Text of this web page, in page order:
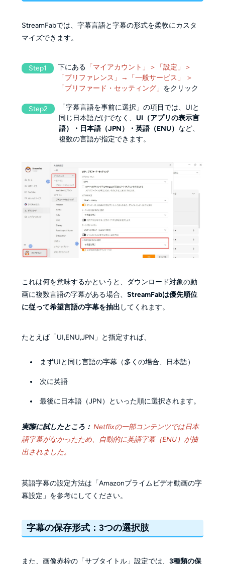
StreamFabでは、字幕言語と字幕の形式を柔軟にカスタ
マイズできます。
Step1 下にある 「マイアカウント」＞「設定」＞
「プリファレンス」→「一般サービス」 ＞
「プリファード・セッティング」 をクリック
Step2
「字幕言語を事前に選択」の項目では、UIと
同じ日本語だけでなく、 UI（アプリの表示言
語）・日本語（JPN）・英語（ENU） など、
複数の言語が指定できます。
これは何を意味するかというと、ダウンロード対象の動
画に複数言語の字幕がある場合、 StreamFabは優先順位
に従って希望言語の字幕を抽出 してくれます。
たとえば「UI,ENU,JPN」と指定すれば、
まずUIと同じ言語の字幕（多くの場合、日本語）
次に英語
最後に日本語（JPN）といった順に選択されます。
実際に試したところ： Netflixの一部コンテンツでは日本
語字幕がなかったため、自動的に英語字幕（ENU）が抽
出されました。
英語字幕の設定方法は「Amazonプライムビデオ動画の字
幕設定」を参考にしてください。
字幕の保存形式：3つの選択肢
また、画像赤枠の「サブタイトル」設定では、 3種類の保